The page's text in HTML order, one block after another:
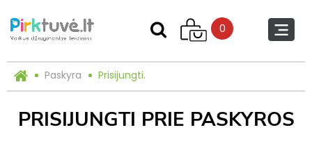
0
Paskyra Prisijungti.
PRISIJUNGTI PRIE PASKYROS